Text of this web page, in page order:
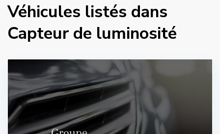
Véhicules listés dans
Capteur de luminosité